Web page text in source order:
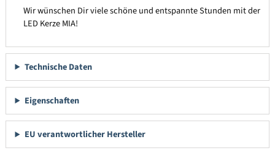
Wir wünschen Dir viele schöne und entspannte Stunden mit der
LED Kerze MIA!
Technische Daten
Eigenschaften
EU verantwortlicher Hersteller